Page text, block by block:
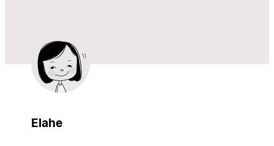
Elahe